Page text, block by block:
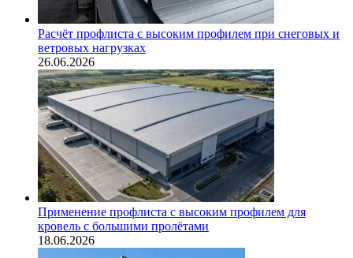
Расчёт профлиста с высоким профилем при снеговых и
ветровых нагрузках
26.06.2026
Применение профлиста с высоким профилем для
кровель с большими пролётами
18.06.2026